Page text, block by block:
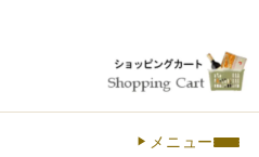
メニュー